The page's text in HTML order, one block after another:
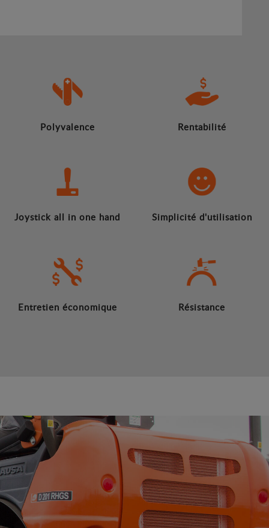
Polyvalence Rentabilité
Joystick all in one hand Simplicité d'utilisation
Entretien économique Résistance